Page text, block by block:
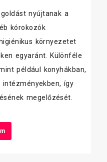
nyújtanak a
kórokozók
környezetet
egyaránt. Különféle
például konyhákban,
így
megelőzését.